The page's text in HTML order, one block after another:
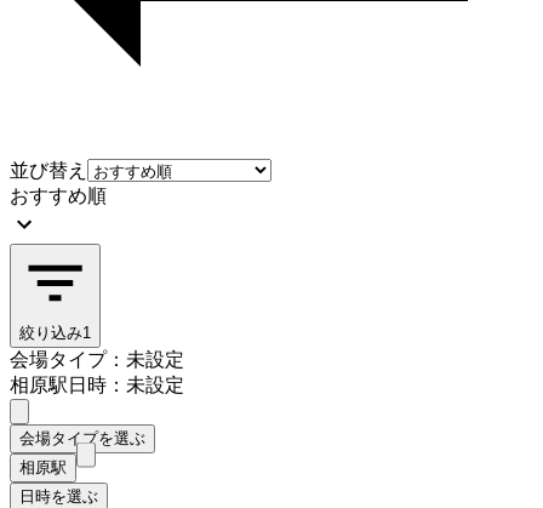
並び替え
おすすめ順
絞り込み1
会場タイプ：未設定
相原駅日時：未設定
会場タイプを選ぶ
相原駅
日時を選ぶ